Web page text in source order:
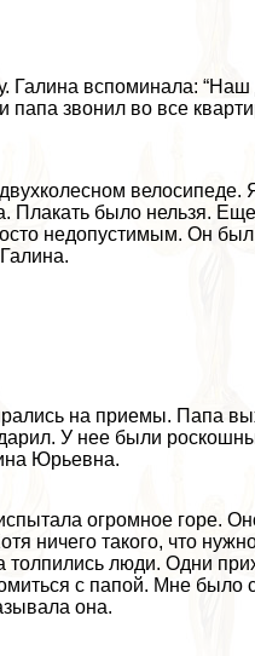
Галина вспоминала:
папа звонил во все
Плакать было нельзя.
недопустимым. Он
на приемы. Папа
У нее были
Юрьевна.
огромное горе.
ничего такого, что
люди. Одни
с папой. Мне было
она.